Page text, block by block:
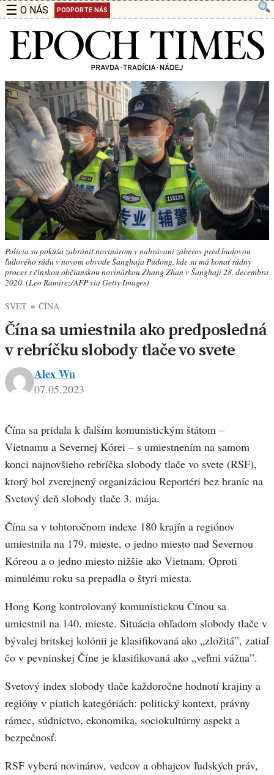
☰ O NÁS PODPORTE NÁS
Polícia sa pokúša zabrániť novinárom v nahrávaní záberov pred budovou
ľudového súdu v novom obvode Šanghaja Pudong, kde sa má konať súdny
proces s čínskou občianskou novinárkou Zhang Zhan v Šanghaji 28. decembra
2020. (Leo Ramirez/AFP via Getty Images)
SVET » ČÍNA
Čína sa umiestnila ako predposledná
v rebríčku slobody tlače vo svete
Alex Wu
07.05.2023
Čína sa pridala k ďalším komunistickým štátom –
Vietnamu a Severnej Kórei – s umiestnením na samom
konci najnovšieho rebríčka slobody tlače vo svete (RSF),
ktorý bol zverejnený organizáciou Reportéri bez hraníc na
Svetový deň slobody tlače 3. mája.
Čína sa v tohtoročnom indexe 180 krajín a regiónov
umiestnila na 179. mieste, o jedno miesto nad Severnou
Kóreou a o jedno miesto nižšie ako Vietnam. Oproti
minulému roku sa prepadla o štyri miesta.
Hong Kong kontrolovaný komunistickou Čínou sa
umiestnil na 140. mieste. Situácia ohľadom slobody tlače v
bývalej britskej kolónii je klasifikovaná ako „zložitá”, zatiaľ
čo v pevninskej Číne je klasifikovaná ako „veľmi vážna”.
Svetový index slobody tlače každoročne hodnotí krajiny a
regióny v piatich kategóriách: politický kontext, právny
rámec, súdnictvo, ekonomika, sociokultúrny aspekt a
bezpečnosť.
RSF vyberá novinárov, vedcov a obhajcov ľudských práv,